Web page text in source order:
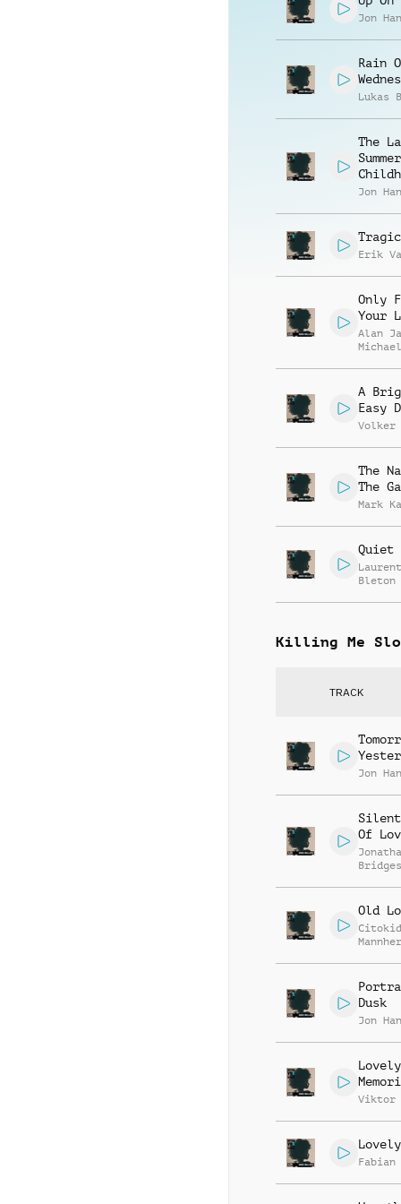
Jon
Rain
Lukas
The
Jon
Erik
Only
Your
Alan
A
Easy
Volker
The
The
Mark
Quiet
Bleton
Killing Me
TRACK
Jon
Of
Bridges
Old
Citokid
Dusk
Jon
Lovely
Viktor
Fabian